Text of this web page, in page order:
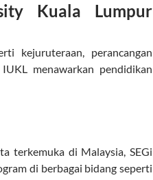
Kuala Lumpur
kejuruteraan, perancangan
menawarkan pendidikan
terkemuka di Malaysia, SEGi
di berbagai bidang seperti